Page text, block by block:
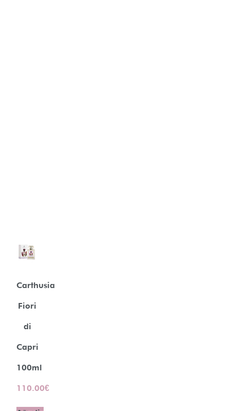
Carthusia
Fiori
di
Capri
100ml
110.00€